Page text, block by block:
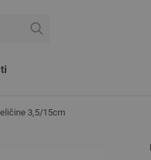
3,5/15cm